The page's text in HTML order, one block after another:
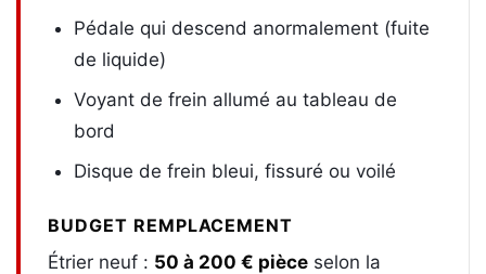
Pédale qui descend anormalement (fuite
de liquide)
Voyant de frein allumé au tableau de
bord
Disque de frein bleui, fissuré ou voilé
BUDGET REMPLACEMENT
Étrier neuf : 50 à 200 € pièce selon la